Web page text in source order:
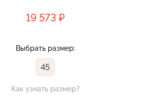
19 573 ₽
Выбрать размер:
45
Как узнать размер?